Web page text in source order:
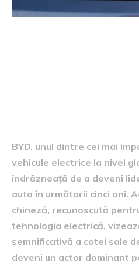
BYD, unul dintre cei mai
vehicule electrice la nivel
îndrăzneață de a deveni
auto în următorii cinci ani.
chineză, recunoscută
tehnologia electrică,
semnificativă a cotei sale
deveni un actor dominant